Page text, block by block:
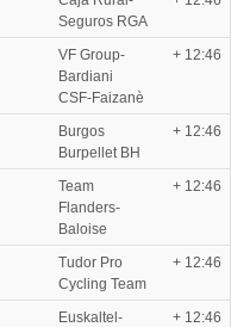
Seguros RGA
VF Group-
Bardiani
CSF-Faizanè
+ 12:46
Burgos
Burpellet BH
+ 12:46
Team
Flanders-
Baloise
+ 12:46
Tudor Pro
Cycling Team
+ 12:46
Euskaltel-
+ 12:46